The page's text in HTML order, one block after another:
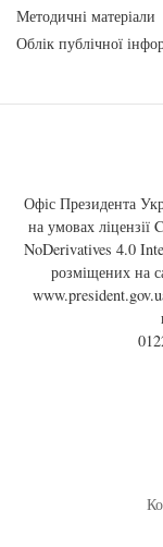
Методичні матеріали
Облік публічної
Офіс Президента
на умовах ліцензії
NoDerivatives 4.0
розміщених на